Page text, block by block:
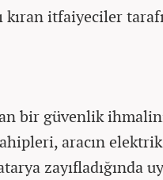
kıran itfaiyeciler
bir güvenlik
aracın elektrik
zayıfladığında